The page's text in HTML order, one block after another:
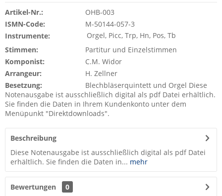
Artikel-Nr.:
OHB-003
ISMN-Code:
M-50144-057-3
Instrumente:
Orgel, Picc, Trp, Hn, Pos, Tb
Stimmen:
Partitur und Einzelstimmen
Komponist:
C.M. Widor
Arrangeur:
H. Zellner
Besetzung:
Blechbläserquintett und Orgel Diese
Notenausgabe ist ausschließlich digital als pdf Datei erhältlich.
Sie finden die Daten in Ihrem Kundenkonto unter dem
Menüpunkt "Direktdownloads".
Beschreibung
Diese Notenausgabe ist ausschließlich digital als pdf Datei
erhältlich. Sie finden die Daten in... mehr
Bewertungen
0